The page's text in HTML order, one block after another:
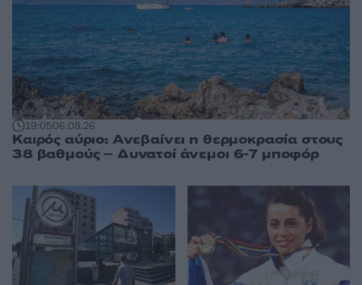
19:0506.08.26
Καιρός αύριο: Ανεβαίνει η θερμοκρασία στους
38 βαθμούς – Δυνατοί άνεμοι 6-7 μποφόρ